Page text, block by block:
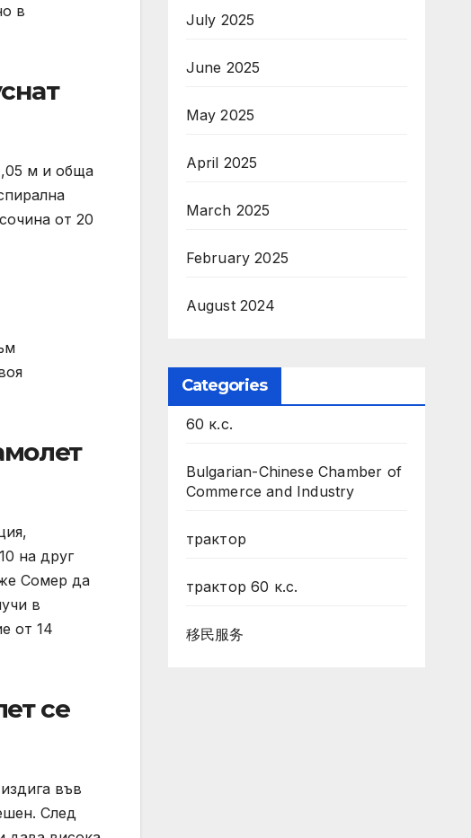
в
м и обща
от 20
на друг
Сомер да
в
от 14
се
във
След
July 2025
June 2025
May 2025
April 2025
March 2025
February 2025
August 2024
Categories
60 к.с.
Bulgarian-Chinese Chamber of
Commerce and Industry
трактор
трактор 60 к.с.
移民服务